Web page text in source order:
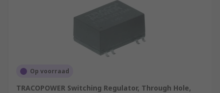
Op voorraad
TRACOPOWER Switching Regulator, Through Hole,